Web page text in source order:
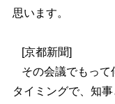
思います。
[京都新聞]
その会議でもって
タイミングで、知